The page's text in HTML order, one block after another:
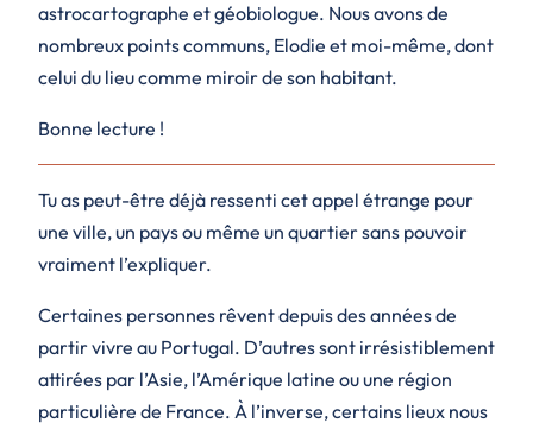
astrocartographe et géobiologue. Nous avons de
nombreux points communs, Elodie et moi-même, dont
celui du lieu comme miroir de son habitant.
Bonne lecture !
Tu as peut-être déjà ressenti cet appel étrange pour
une ville, un pays ou même un quartier sans pouvoir
vraiment l’expliquer.
Certaines personnes rêvent depuis des années de
partir vivre au Portugal. D’autres sont irrésistiblement
attirées par l’Asie, l’Amérique latine ou une région
particulière de France. À l’inverse, certains lieux nous